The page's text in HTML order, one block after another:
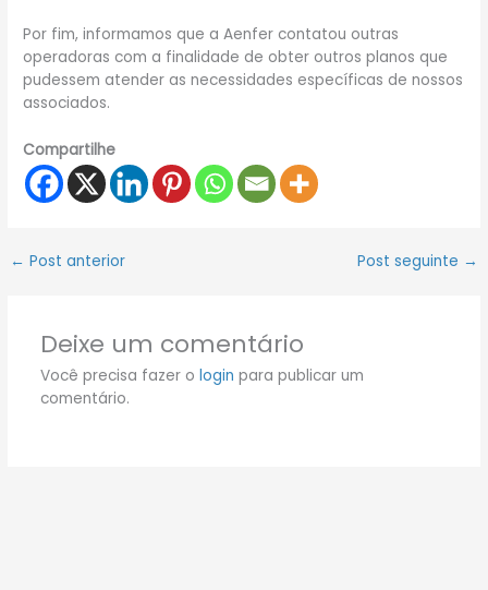
Por fim, informamos que a Aenfer contatou outras
operadoras com a finalidade de obter outros planos que
pudessem atender as necessidades específicas de nossos
associados.
Compartilhe
← Post anterior Post seguinte →
Deixe um comentário
Você precisa fazer o login para publicar um
comentário.